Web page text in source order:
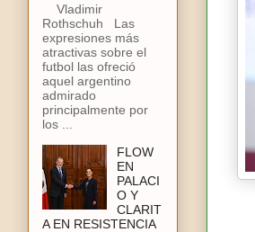
Vladimir
Rothschuh Las
expresiones más
atractivas sobre el
futbol las ofreció
aquel argentino
admirado
principalmente por
los ...
FLOW
EN
PALACI
O Y
CLARIT
A EN RESISTENCIA